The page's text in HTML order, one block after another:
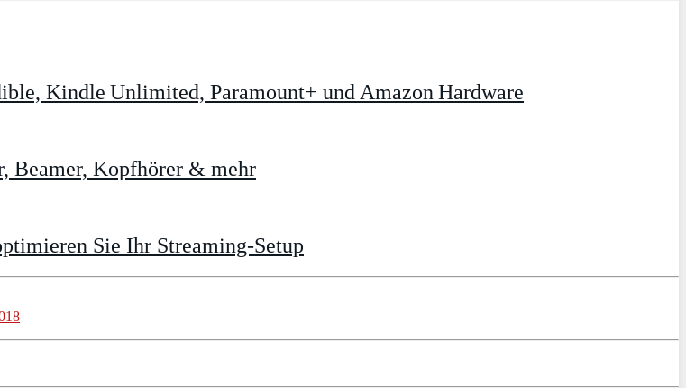
Kindle Unlimited, Paramount+ und Amazon Hardware
Beamer, Kopfhörer & mehr
Sie Ihr Streaming-Setup